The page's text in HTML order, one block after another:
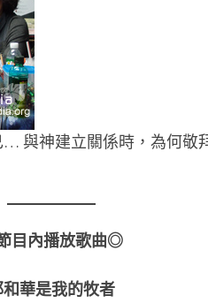
與神建立關係時，為何敬
目內播放歌曲◎
華是我的牧者